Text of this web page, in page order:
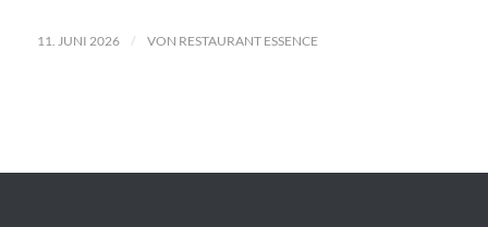
11. JUNI 2026 / VON RESTAURANT ESSENCE